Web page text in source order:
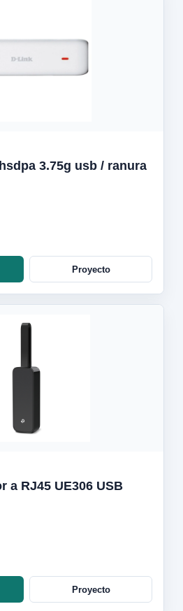
Proyecto
TP-link adaptador a RJ45 UE306 USB
Proyecto